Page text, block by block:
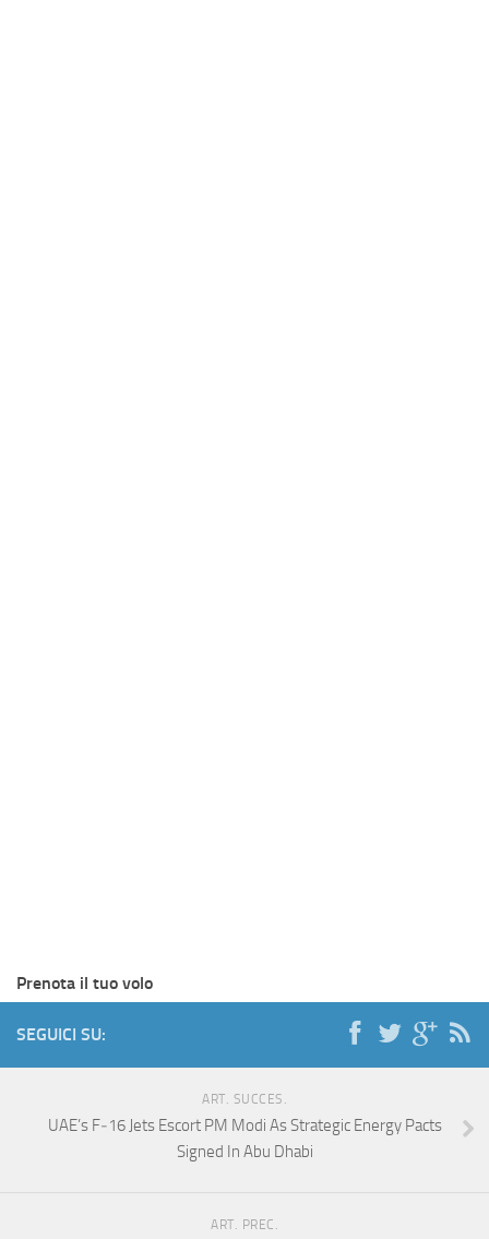
Prenota il tuo volo
SEGUICI SU:
ART. SUCCES.
UAE’s F‑16 Jets Escort PM Modi As Strategic Energy Pacts
Signed In Abu Dhabi
ART. PREC.